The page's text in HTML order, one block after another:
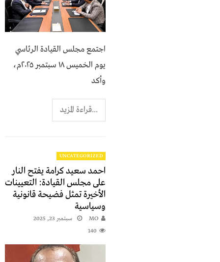
اجتمع مجلس القيادة الرئاسي
يوم الخميس ١٨ سبتمبر ٢٠٢٥م،
وأكد
...قراءة المزيد
UNCATEGORIZED
احمد سعيد كرامة يفتح النار
على مجلس القيادة: التعيينات
الأخيرة تمثل فضيحة قانونية
وسياسية
MO
سبتمبر 23, 2025
140